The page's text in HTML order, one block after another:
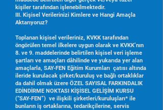
kişiler tarafından işlenebilmektedir.
III. Kişisel Verilerinizi Kimlere ve Hangi Amaçla
Aktarıyoruz?
Toplanan kişisel verileriniz, KVKK tarafından
öngörülen temel ilkelere uygun olarak ve KVKK’nın
8. ve 9. maddelerinde belirtilen kişisel veri işleme
şartları ve amaçları dâhilinde ve yukarıda yer alan
amaçlarla, SAY-FEN Eğitim Kurumları çatısı altında
ileride kurulacak şirket/kuruluş ve bağlı ortaklıklar
da dahil olmak üzere ÖZEL SAYISAL FARKINDALIK
EDİNDİRME NOKTASI KİŞİSEL GELİŞİM KURSU
(“SAY-FEN”) ve ilişkili şirketleri/kuruluşları* ile
bunların iş ortaklarına, tedarikçilerine, servis